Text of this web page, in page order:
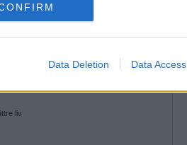
Data Deletion Data Access
2018-10-07 23:40
liv